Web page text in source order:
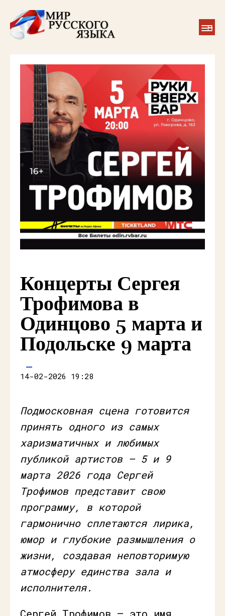
Концерты Сергея
Трофимова в
Одинцово 5 марта и
Подольске 9 марта
14-02-2026 19:28
Подмосковная сцена готовится
принять одного из самых
харизматичных и любимых
публикой артистов — 5 и 9
марта 2026 года Сергей
Трофимов представит свою
программу, в которой
гармонично сплетаются лирика,
юмор и глубокие размышления о
жизни, создавая неповторимую
атмосферу единства зала и
исполнителя.